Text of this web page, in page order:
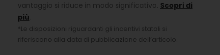
vantaggio si riduce in modo significativo. Scopri di
più.
*Le disposizioni riguardanti gli incentivi statali si
riferiscono alla data di pubblicazione dell’articolo.